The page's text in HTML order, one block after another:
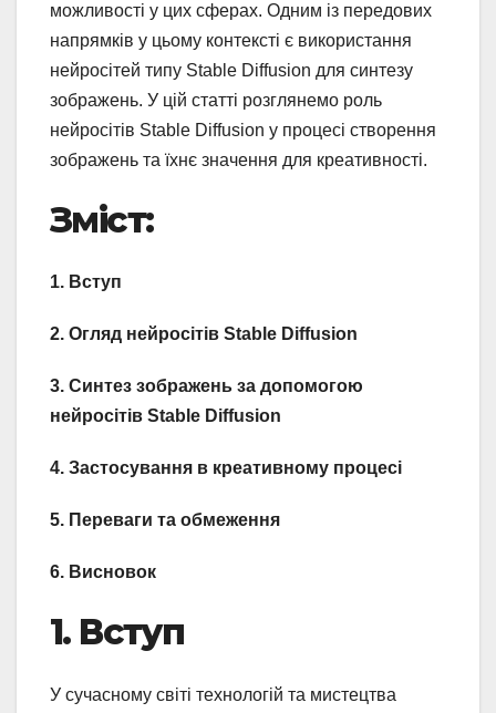
можливості у цих сферах. Одним із передових
напрямків у цьому контексті є використання
нейросітей типу Stable Diffusion для синтезу
зображень. У цій статті розглянемо роль
нейросітів Stable Diffusion у процесі створення
зображень та їхнє значення для креативності.
Зміст:
1. Вступ
2. Огляд нейросітів Stable Diffusion
3. Синтез зображень за допомогою
нейросітів Stable Diffusion
4. Застосування в креативному процесі
5. Переваги та обмеження
6. Висновок
1. Вступ
У сучасному світі технологій та мистецтва